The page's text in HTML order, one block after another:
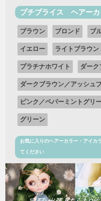
プチブライス ヘアーカ
ブラウン ブロンド ブ
イエロー ライトブラウン
プラチナホワイト ダーク
ダークブラウン／アッシュ
ピンク／ペパーミントグリ
グリーン
お気に入りのヘアーカラー・アイカ
てください